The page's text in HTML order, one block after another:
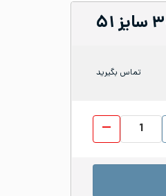
تماس بگیرید
سه راهی جوشی صنایع غذایی